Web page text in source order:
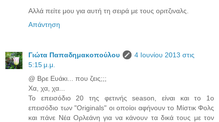
Αλλά πείτε μου για αυτή τη σειρά με τους οριτζιναλς.
Απάντηση
Γιώτα Παπαδημακοπούλου
4 Ιουνίου 2013 στις
5:15 μ.μ.
@ Βρε Ευάκι... που ζεις;;;
Χα, χα, χα...
Το επεισόδιο 20 της φετινής season, είναι και το 1ο
επεισόδιο των "Originals" οι οποίοι αφήνουν το Μίστικ Φολς
και πάνε Νέα Ορλεάνη για να κάνουν τα δικά τους με τον